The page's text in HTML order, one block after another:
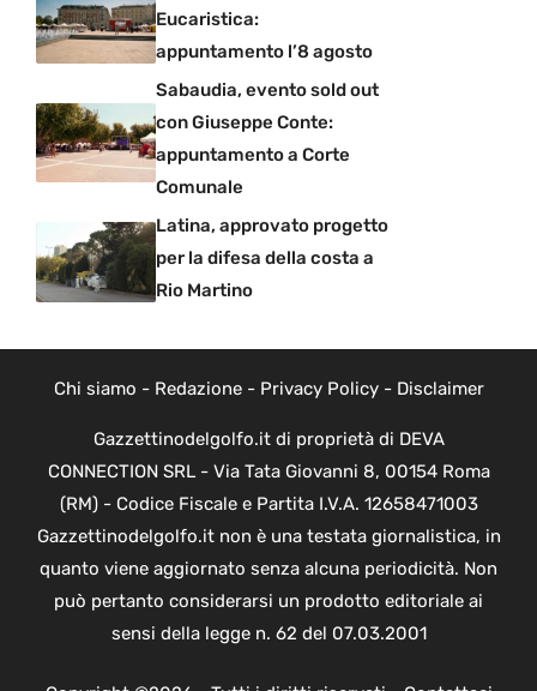
Eucaristica:
appuntamento l’8 agosto
Sabaudia, evento sold out
con Giuseppe Conte:
appuntamento a Corte
Comunale
Latina, approvato progetto
per la difesa della costa a
Rio Martino
Chi siamo - Redazione- Privacy Policy- Disclaimer
Gazzettinodelgolfo.it di proprietà di DEVA
CONNECTION SRL - Via Tata Giovanni 8, 00154 Roma
(RM) - Codice Fiscale e Partita I.V.A. 12658471003
Gazzettinodelgolfo.it non è una testata giornalistica, in
quanto viene aggiornato senza alcuna periodicità. Non
può pertanto considerarsi un prodotto editoriale ai
sensi della legge n. 62 del 07.03.2001